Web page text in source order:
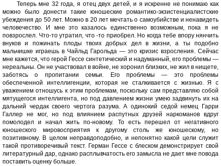
Теперь мне 32 года, я отец двух детей, и я искренне не понимаю как
можно было донести такие юношеские романтико-экзистенциалистские
убеждения до 50 лет. Можно в 20 лет мечтать о самоубийстве и ненавидеть
человечество. И мне это казалось единственно возможным, пока я не
повзрослел. Что-то утратил, что -то приобрел. Но когда тебе впору нянчить
внуков и пожинать плоды твоих добрых дел в жизни, а ты подобно
мальчишке играешь в Чайльд Гарольда — это кризис взросления. Сейчас
мне кажется, что герой Гессе синтетический и надуманный, его проблемы —
нереальны. Он не участвовал в войне, не хоронил близких, не жил в нищете,
заботясь о пропитании семьи. Его проблемы — это проблемы
обеспеченной интеллигенции, которая не сталкивается с жизнью. Я с
уважением отношусь к этим проблемам, поскольку сам представляю собой
мятущегося интеллигента, но под давлением жизни умею задвинуть их на
дальний чердак своего чертога разума. А одинокий седой немец Гарри
Галлер не мог, но под влиянием распутных друзей наркоманов вдруг
помолодел и начал жить по-новому. То есть перешел от негативного
юношеского мировосприятия к другому столь же юношескому, но
позитивному. В целом неправдоподобно, и непонятно какой цели служит
такой противоречивый текст. Герман Гессе с блеском демонстрирует свой
литературный дар, однако расплывчатость его замысла не дает мне повода
поставить оценку больше.